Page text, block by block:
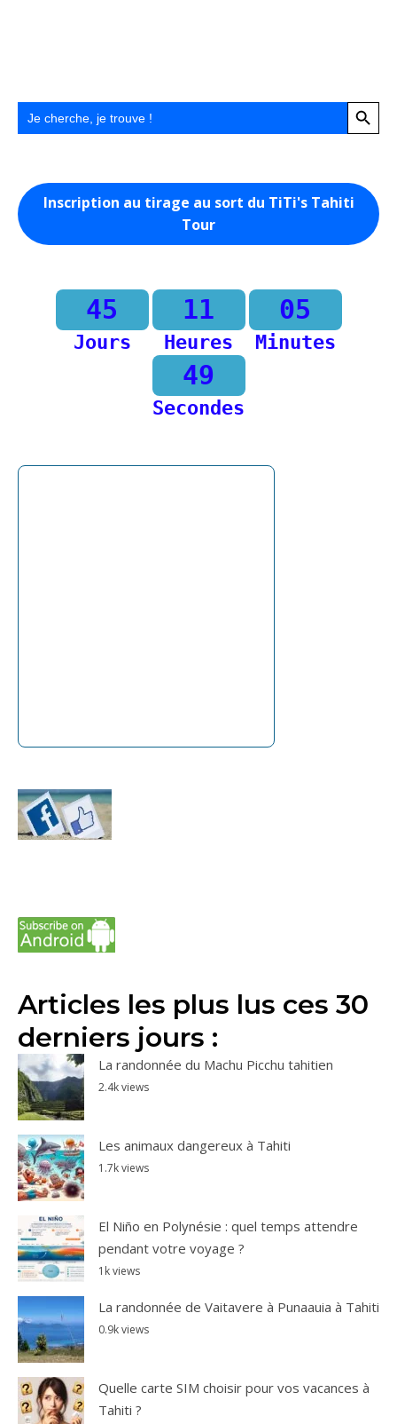
Search
for:
Search Button
Inscription au tirage au sort du TiTi's Tahiti
Tour
45
Jours
11
Heures
05
Minutes
49
Secondes
Articles les plus lus ces 30
derniers jours :
La randonnée du Machu Picchu tahitien
2.4k views
Les animaux dangereux à Tahiti
1.7k views
El Niño en Polynésie : quel temps attendre
pendant votre voyage ?
1k views
La randonnée de Vaitavere à Punaauia à Tahiti
0.9k views
Quelle carte SIM choisir pour vos vacances à
Tahiti ?